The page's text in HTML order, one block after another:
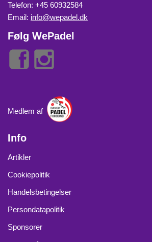
Telefon: +45 60932584
Email: info@wepadel.dk
Følg WePadel
Medlem af
Info
Artikler
Cookiepolitik
Handelsbetingelser
Persondatapolitik
Sponsorer